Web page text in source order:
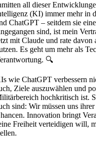
all dieser
(KI) immer mehr in
ChatGPT – seitdem sie
sind, ist mein
mit Claude und rate
Es geht um mehr als
🔍
wie ChatGPT verbessern
Ziele auszuwählen und
hochkritisch ist.
sind: Wir müssen uns
Innovation bringt
Freiheit verteidigen will,